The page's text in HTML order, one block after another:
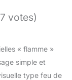
votes)
« flamme »
simple et
type feu de